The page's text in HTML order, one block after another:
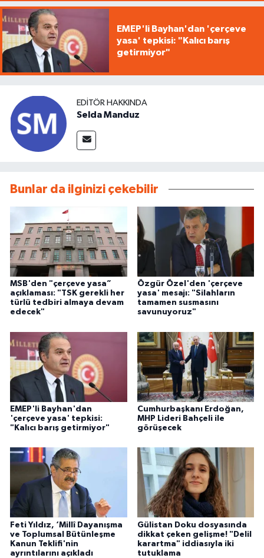
EMEP'li Bayhan'dan 'çerçeve
yasa' tepkisi: "Kalıcı barış
getirmiyor"
EDITÖR HAKKINDA
Selda Manduz
Bunlar da ilginizi çekebilir
MSB'den "çerçeve yasa”
açıklaması: "TSK gerekli her
türlü tedbiri almaya devam
edecek"
Özgür Özel'den 'çerçeve
yasa' mesajı: "Silahların
tamamen susmasını
savunuyoruz"
EMEP'li Bayhan'dan
'çerçeve yasa' tepkisi:
"Kalıcı barış getirmiyor"
Cumhurbaşkanı Erdoğan,
MHP Lideri Bahçeli ile
görüşecek
Feti Yıldız, ‘Millî Dayanışma
ve Toplumsal Bütünleşme
Kanun Teklifi'nin
ayrıntılarını açıkladı
Gülistan Doku dosyasında
dikkat çeken gelişme! "Delil
karartma" iddiasıyla iki
tutuklama